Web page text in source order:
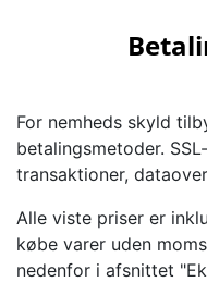
For nemheds skyld
betalingsmetoder.
transaktioner,
Alle viste priser er
købe varer uden
nedenfor i afsnittet